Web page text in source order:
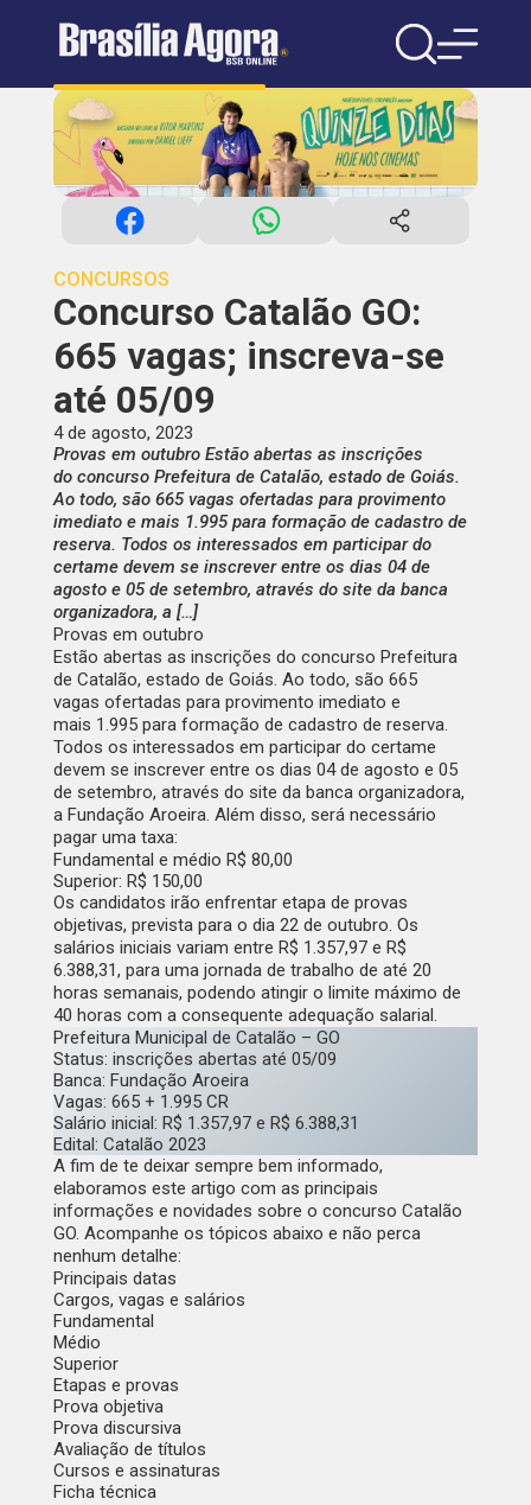
CONCURSOS
Concurso Catalão GO:
665 vagas; inscreva-se
até 05/09
4 de agosto, 2023
Provas em outubro Estão abertas as inscrições
do concurso Prefeitura de Catalão, estado de Goiás.
Ao todo, são 665 vagas ofertadas para provimento
imediato e mais 1.995 para formação de cadastro de
reserva. Todos os interessados em participar do
certame devem se inscrever entre os dias 04 de
agosto e 05 de setembro, através do site da banca
organizadora, a […]
Provas em outubro
Estão abertas as inscrições do concurso Prefeitura
de Catalão, estado de Goiás. Ao todo, são 665
vagas ofertadas para provimento imediato e
mais 1.995 para formação de cadastro de reserva.
Todos os interessados em participar do certame
devem se inscrever entre os dias 04 de agosto e 05
de setembro, através do site da banca organizadora,
a Fundação Aroeira. Além disso, será necessário
pagar uma taxa:
Fundamental e médio R$ 80,00
Superior: R$ 150,00
Os candidatos irão enfrentar etapa de provas
objetivas, prevista para o dia 22 de outubro. Os
salários iniciais variam entre R$ 1.357,97 e R$
6.388,31, para uma jornada de trabalho de até 20
horas semanais, podendo atingir o limite máximo de
40 horas com a consequente adequação salarial.
Prefeitura Municipal de Catalão – GO
Status: inscrições abertas até 05/09
Banca: Fundação Aroeira
Vagas: 665 + 1.995 CR
Salário inicial: R$ 1.357,97 e R$ 6.388,31
Edital: Catalão 2023
A fim de te deixar sempre bem informado,
elaboramos este artigo com as principais
informações e novidades sobre o concurso Catalão
GO. Acompanhe os tópicos abaixo e não perca
nenhum detalhe:
Principais datas
Cargos, vagas e salários
Fundamental
Médio
Superior
Etapas e provas
Prova objetiva
Prova discursiva
Avaliação de títulos
Cursos e assinaturas
Ficha técnica